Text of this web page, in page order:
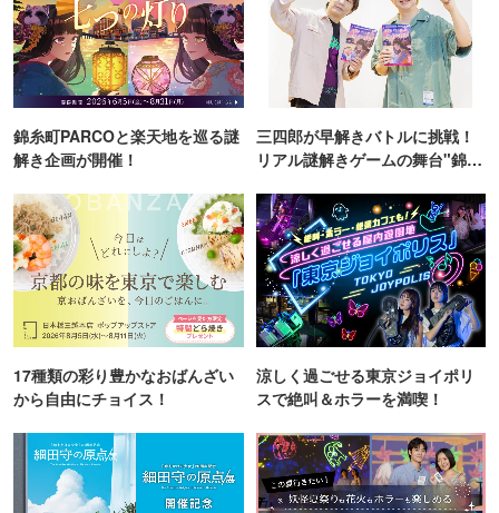
錦糸町PARCOと楽天地を巡る謎
解き企画が開催！
三四郎が早解きバトルに挑戦！
リアル謎解きゲームの舞台"錦糸
17種類の彩り豊かなおばんざい
から自由にチョイス！
涼しく過ごせる東京ジョイポリ
スで絶叫＆ホラーを満喫！